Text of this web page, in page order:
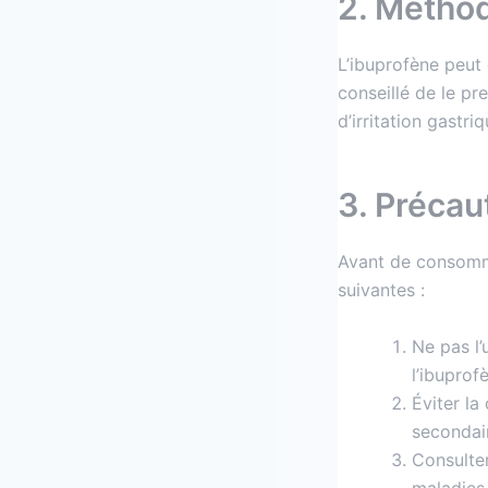
L’ibuprofène
conseillé de le
d’irritation
3.
Avant de
suivantes :
Ne pas
Éviter la